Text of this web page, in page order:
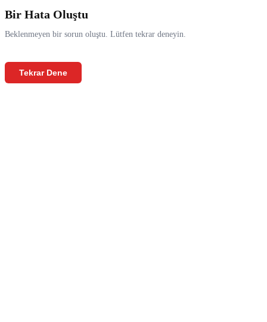
Bir Hata Oluştu
Beklenmeyen bir sorun oluştu. Lütfen tekrar deneyin.
Tekrar Dene